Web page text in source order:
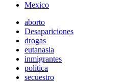
Mexico
aborto
Desapariciones
drogas
eutanasia
inmigrantes
política
secuestro